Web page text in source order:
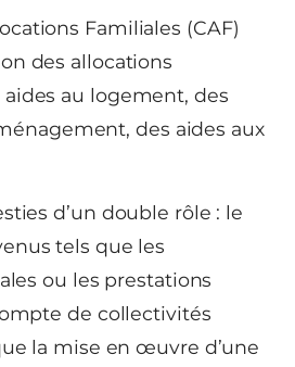
Familiales (CAF)
des allocations
au logement, des
des aides aux
d’un double rôle : le
tels que les
ou les prestations
de collectivités
la mise en œuvre d’une